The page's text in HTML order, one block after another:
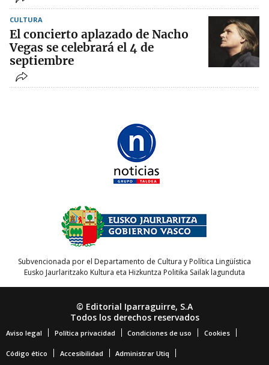
CULTURA
El concierto aplazado de Nacho
Vegas se celebrará el 4 de
septiembre
Subvencionada por el Departamento de Cultura y Política Lingüística
Eusko Jaurlaritzako Kultura eta Hizkuntza Politika Sailak lagunduta
© Editorial Iparraguirre, S.A
Todos los derechos reservados
Aviso legal Política privacidad Condiciones de uso Cookies
Código ético Accesibilidad Administrar Utiq